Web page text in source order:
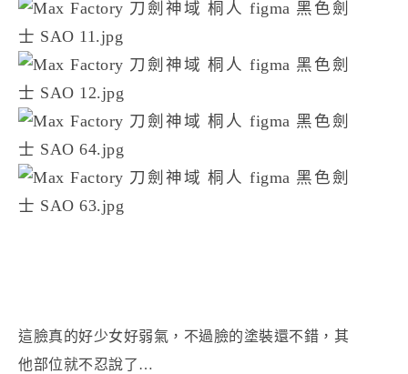
這臉真的好少女好弱氣，不過臉的塗裝還不錯，其
他部位就不忍說了…